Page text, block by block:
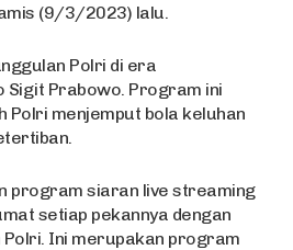
(9/3/2023) lalu.
Polri di era
Sigit Prabowo. Program ini
menjemput bola keluhan
program siaran live streaming
setiap pekannya dengan
Ini merupakan program